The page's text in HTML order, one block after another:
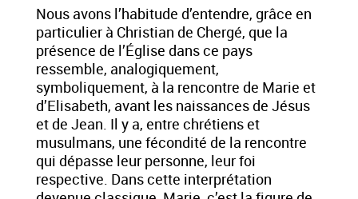
Nous avons l’habitude d’entendre, grâce en
particulier à Christian de Chergé, que la
présence de l’Église dans ce pays
ressemble, analogiquement,
symboliquement, à la rencontre de Marie et
d’Elisabeth, avant les naissances de Jésus
et de Jean. Il y a, entre chrétiens et
musulmans, une fécondité de la rencontre
qui dépasse leur personne, leur foi
respective. Dans cette interprétation